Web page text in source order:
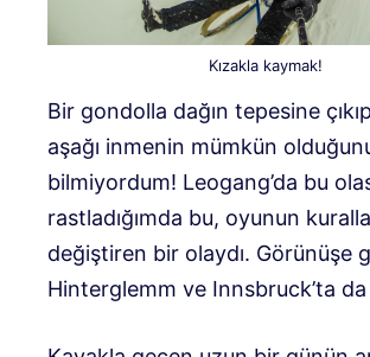
Kızakla kaymak!
Bir gondolla dağın tepesine
aşağı inmenin mümkün
bilmiyordum! Leogang’da bu
rastladığımda bu, oyunun
değiştiren bir olaydı. Görünüşe
Hinterglemm ve Innsbruck’ta